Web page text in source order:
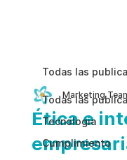
Todas las
Tecnologia
Cumplimiento
Todas las
Ética e
Marketing